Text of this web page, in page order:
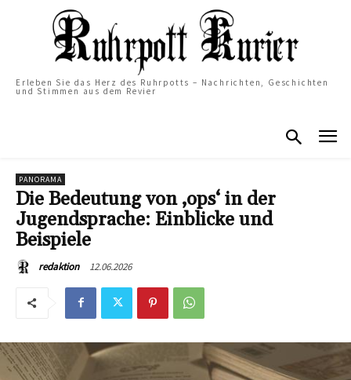
Erleben Sie das Herz des Ruhrpotts – Nachrichten, Geschichten
und Stimmen aus dem Revier
PANORAMA
Die Bedeutung von ‚ops‘ in der
Jugendsprache: Einblicke und
Beispiele
redaktion 12.06.2026